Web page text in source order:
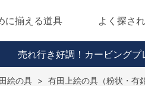
に揃える道具 よく探さ
売れ行き好調！カービングプ
絵の具 > 有田上絵の具（粉状・有